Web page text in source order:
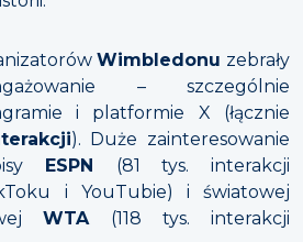
Wimbledonu zebrały
– szczególnie
i platformie X (łącznie
). Duże zainteresowanie
ESPN (81 tys. interakcji
i YouTubie) i światowej
WTA(118 tys. interakcji